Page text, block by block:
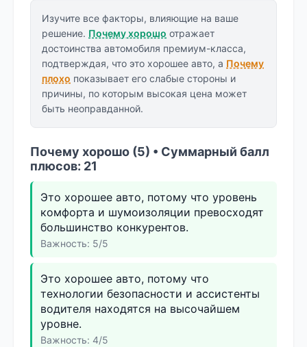
Изучите все факторы, влияющие на ваше
решение. Почему хорошо отражает
достоинства автомобиля премиум-класса,
подтверждая, что это хорошее авто, а Почему
плохо показывает его слабые стороны и
причины, по которым высокая цена может
быть неоправданной.
Почему хорошо (5) • Суммарный балл
плюсов: 21
Это хорошее авто, потому что уровень
комфорта и шумоизоляции превосходят
большинство конкурентов.
Важность: 5/5
Это хорошее авто, потому что
технологии безопасности и ассистенты
водителя находятся на высочайшем
уровне.
Важность: 4/5